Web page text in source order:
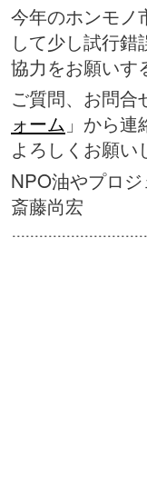
今年のホンモノ
して少し試行
協力をお願いす
ご質問、お問合
ォーム 」から
よろしくお願い
NPO油やプロ
斎藤尚宏